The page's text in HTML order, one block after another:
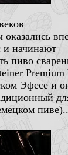
и начинают
пиво
Эфесе и